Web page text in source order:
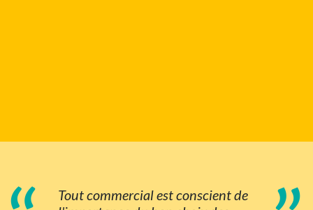
Tout commercial est conscient de